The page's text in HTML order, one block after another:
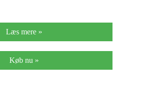
Læs mere »
Køb nu »